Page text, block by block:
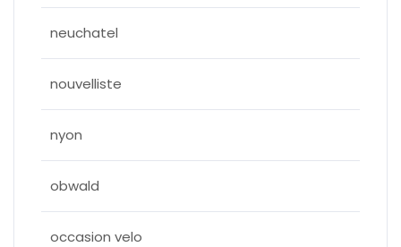
neuchatel
nouvelliste
nyon
obwald
occasion velo